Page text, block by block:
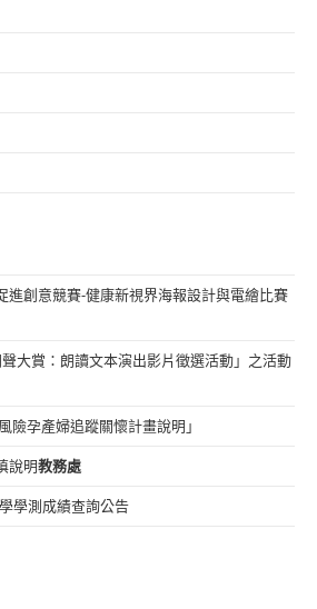
進創意競賽-健康新視界海報設計與電繪比賽
大賞：朗讀文本演出影片徵選活動」之活動
險孕產婦追蹤關懷計畫說明」
說明教務處
學測成績查詢公告